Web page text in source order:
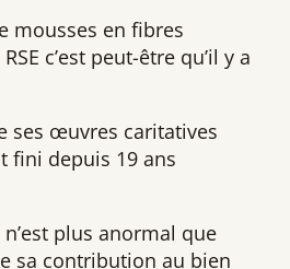
mousses en fibres
c’est peut-être qu’il y a
ses œuvres caritatives
fini depuis 19 ans
plus anormal que
sa contribution au bien